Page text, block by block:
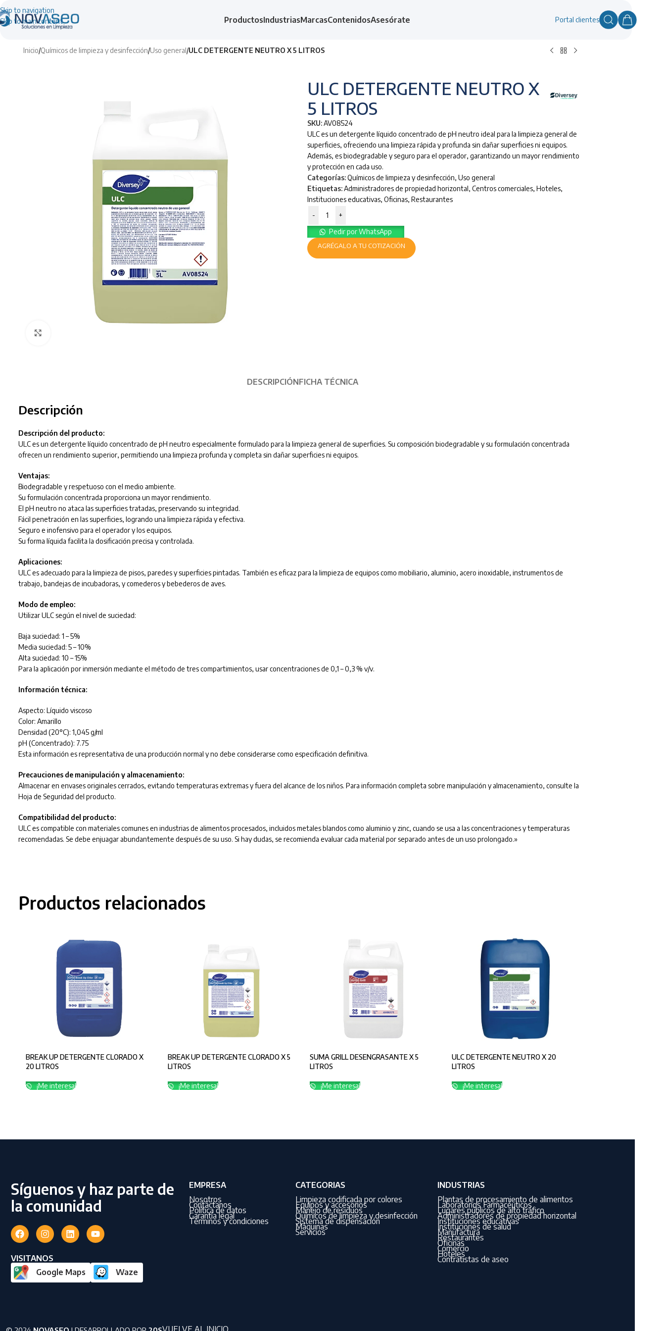
Skip to navigation
Skip to main content
ProductosIndustriasMarcasContenidosAsesórate Portal clientes
Inicio/Químicos de limpieza y desinfección/Uso general/ULC DETERGENTE NEUTRO X 5 LITROS
ULC DETERGENTE NEUTRO X
5 LITROS
SKU:AV08524
ULC es un detergente líquido concentrado de pH neutro ideal para la limpieza general de
superficies, ofreciendo una limpieza rápida y profunda sin dañar superficies ni equipos.
Además, es biodegradable y seguro para el operador, garantizando un mayor rendimiento
y protección en cada uso.
Categorías:Químicos de limpieza y desinfección, Uso general
Etiquetas:Administradores de propiedad horizontal, Centros comerciales, Hoteles,
Instituciones educativas, Oficinas, Restaurantes
-
+
Pedir por WhatsApp
AGRÉGALO A TU COTIZACIÓN
DESCRIPCIÓNFICHA TÉCNICA
Descripción
Descripción del producto:
ULC es un detergente líquido concentrado de pH neutro especialmente formulado para la limpieza general de superficies. Su composición biodegradable y su formulación concentrada
ofrecen un rendimiento superior, permitiendo una limpieza profunda y completa sin dañar superficies ni equipos.
Ventajas:
Biodegradable y respetuoso con el medio ambiente.
Su formulación concentrada proporciona un mayor rendimiento.
El pH neutro no ataca las superficies tratadas, preservando su integridad.
Fácil penetración en las superficies, logrando una limpieza rápida y efectiva.
Seguro e inofensivo para el operador y los equipos.
Su forma líquida facilita la dosificación precisa y controlada.
Aplicaciones:
ULC es adecuado para la limpieza de pisos, paredes y superficies pintadas. También es eficaz para la limpieza de equipos como mobiliario, aluminio, acero inoxidable, instrumentos de
trabajo, bandejas de incubadoras, y comederos y bebederos de aves.
Modo de empleo:
Utilizar ULC según el nivel de suciedad:
Baja suciedad: 1 – 5%
Media suciedad: 5 – 10%
Alta suciedad: 10 – 15%
Para la aplicación por inmersión mediante el método de tres compartimientos, usar concentraciones de 0,1 – 0,3 % v/v.
Información técnica:
Aspecto: Líquido viscoso
Color: Amarillo
Densidad (20°C): 1,045 g/ml
pH (Concentrado): 7.75
Esta información es representativa de una producción normal y no debe considerarse como especificación definitiva.
Precauciones de manipulación y almacenamiento:
Almacenar en envases originales cerrados, evitando temperaturas extremas y fuera del alcance de los niños. Para información completa sobre manipulación y almacenamiento, consulte la
Hoja de Seguridad del producto.
Compatibilidad del producto:
ULC es compatible con materiales comunes en industrias de alimentos procesados, incluidos metales blandos como aluminio y zinc, cuando se usa a las concentraciones y temperaturas
recomendadas. Se debe enjuagar abundantemente después de su uso. Si hay dudas, se recomienda evaluar cada material por separado antes de un uso prolongado.»
Productos relacionados
BREAK UP DETERGENTE CLORADO X
20 LITROS
¡Me interesa!
BREAK UP DETERGENTE CLORADO X 5
LITROS
¡Me interesa!
SUMA GRILL DESENGRASANTE X 5
LITROS
¡Me interesa!
ULC DETERGENTE NEUTRO X 20
LITROS
¡Me interesa!
Síguenos y haz parte de
la comunidad
VISITANOS
Google Maps
Waze
EMPRESA
Nosotros
Contáctanos
Política de datos
Garantía legal
Términos y condiciones
CATEGORIAS
Limpieza codificada por colores
Equipos y accesorios
Manejo de residuos
Químicos de limpieza y desinfección
Sistema de dispensación
Máquinas
Servicios
INDUSTRIAS
Plantas de procesamiento de alimentos
Laboratorios Farmacéuticos
Lugares públicos de alto tráfico
Administradores de propiedad horizontal
Instituciones educativas
Instituciones de salud
Manufactura
Restaurantes
Oficinas
Comercio
Hoteles
Contratistas de aseo
VUELVE AL INICIO